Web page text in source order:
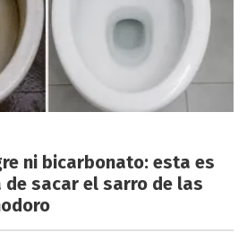
ni bicarbonato: esta es
de sacar el sarro de las